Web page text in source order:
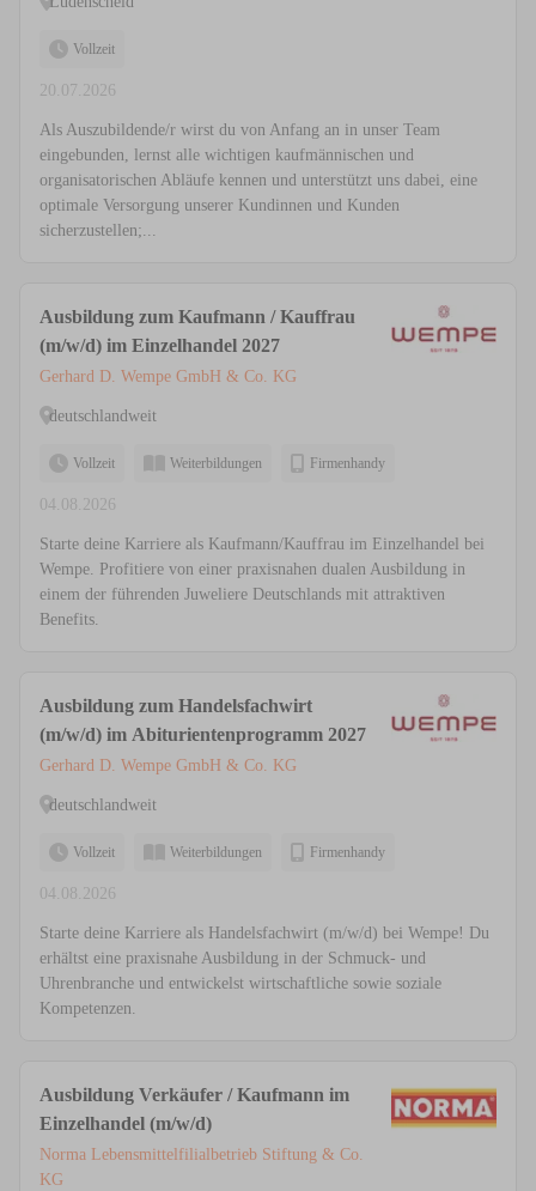
Vollzeit
20.07.2026
Als Auszubildende/r wirst du von Anfang an in unser Team
eingebunden, lernst alle wichtigen kaufmännischen und
organisatorischen Abläufe kennen und unterstützt uns dabei, eine
optimale Versorgung unserer Kundinnen und Kunden
sicherzustellen;...
Ausbildung zum Kaufmann / Kauffrau
(m/w/d) im Einzelhandel 2027
Gerhard D. Wempe GmbH & Co. KG
deutschlandweit
Vollzeit Weiterbildungen Firmenhandy
04.08.2026
Starte deine Karriere als Kaufmann/Kauffrau im Einzelhandel bei
Wempe. Profitiere von einer praxisnahen dualen Ausbildung in
einem der führenden Juweliere Deutschlands mit attraktiven
Benefits.
Ausbildung zum Handelsfachwirt
(m/w/d) im Abiturientenprogramm 2027
Gerhard D. Wempe GmbH & Co. KG
deutschlandweit
Vollzeit Weiterbildungen Firmenhandy
04.08.2026
Starte deine Karriere als Handelsfachwirt (m/w/d) bei Wempe! Du
erhältst eine praxisnahe Ausbildung in der Schmuck- und
Uhrenbranche und entwickelst wirtschaftliche sowie soziale
Kompetenzen.
Ausbildung Verkäufer / Kaufmann im
Einzelhandel (m/w/d)
Norma Lebensmittelfilialbetrieb Stiftung & Co.
KG